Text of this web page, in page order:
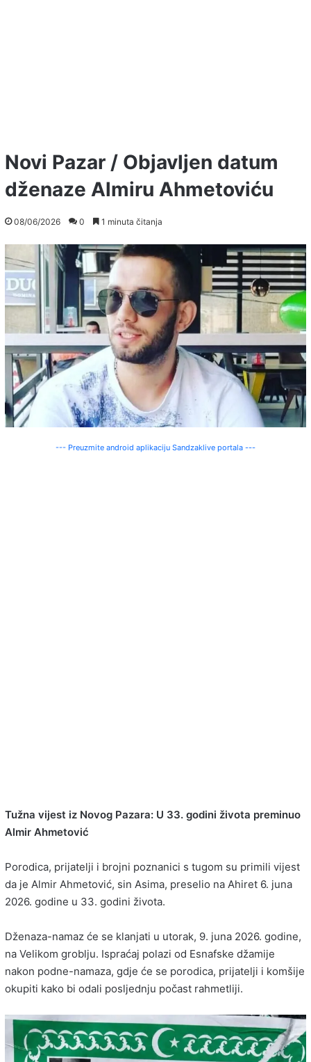
Novi Pazar / Objavljen datum
dženaze Almiru Ahmetoviću
08/06/2026 0 1 minuta čitanja
--- Preuzmite android aplikaciju Sandzaklive portala ---
Tužna vijest iz Novog Pazara: U 33. godini života preminuo
Almir Ahmetović
Porodica, prijatelji i brojni poznanici s tugom su primili vijest
da je Almir Ahmetović, sin Asima, preselio na Ahiret 6. juna
2026. godine u 33. godini života.
Dženaza-namaz će se klanjati u utorak, 9. juna 2026. godine,
na Velikom groblju. Ispraćaj polazi od Esnafske džamije
nakon podne-namaza, gdje će se porodica, prijatelji i komšije
okupiti kako bi odali posljednju počast rahmetliji.